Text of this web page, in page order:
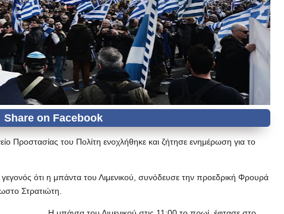
Προστασίας του Πολίτη ενοχλήθηκε και ζήτησε ενημέρωση για το
ότι η μπάντα του Λιμενικού, συνόδευσε την προεδρική Φρουρά
Στρατιώτη.